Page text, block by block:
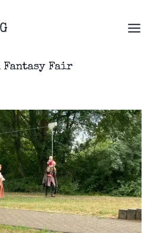
Fantasy Fair